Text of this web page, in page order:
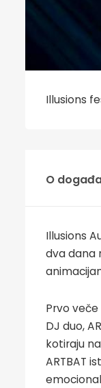
Illusions
O
Illusions
dva dana
Prvo
DJ duo,
kotiraju
ARTBAT